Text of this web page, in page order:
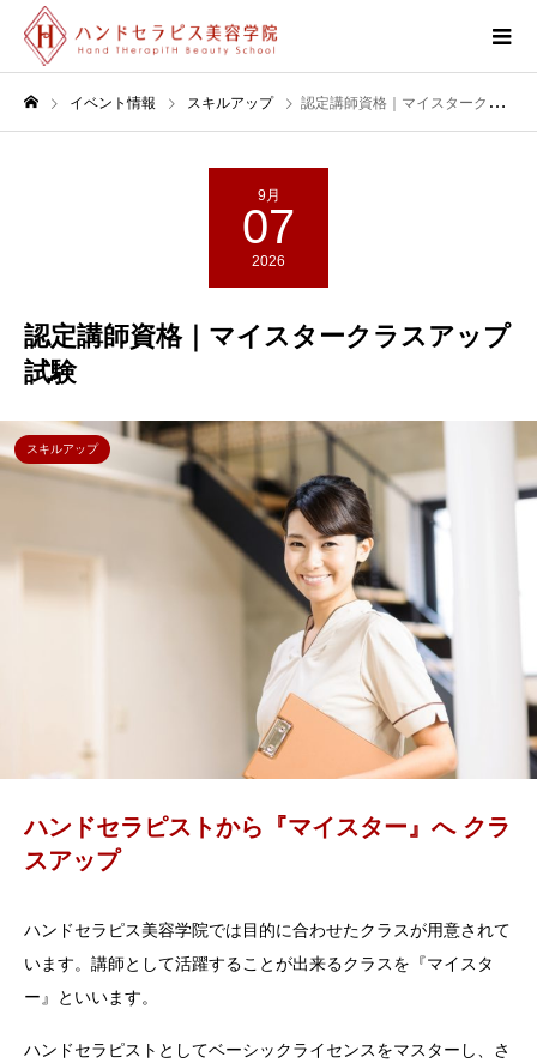
イベント情報 スキルアップ 認定講師資格｜マイスタークラスアップ試験
9月
07
2026
認定講師資格｜マイスタークラスアップ
試験
スキルアップ
ハンドセラピストから『マイスター』へ クラ
スアップ
ハンドセラピス美容学院では目的に合わせたクラスが用意されて
います。講師として活躍することが出来るクラスを『マイスタ
ー』といいます。
ハンドセラピストとしてベーシックライセンスをマスターし、さ